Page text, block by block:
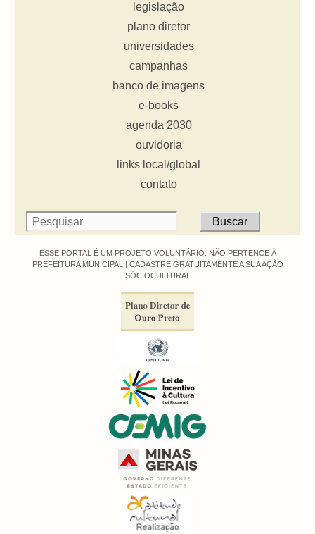
legislação
plano diretor
universidades
campanhas
banco de imagens
e-books
agenda 2030
ouvidoria
links local/global
contato
ESSE PORTAL É UM PROJETO VOLUNTÁRIO. NÃO PERTENCE À
PREFEITURA MUNICIPAL | CADASTRE GRATUITAMENTE A SUA AÇÃO
SÓCIOCULTURAL